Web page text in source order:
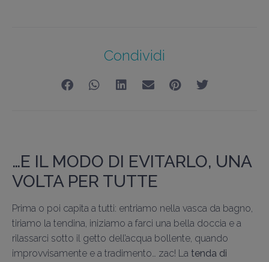
Condividi
…E IL MODO DI EVITARLO, UNA
VOLTA PER TUTTE
Prima o poi capita a tutti: entriamo nella vasca da bagno,
tiriamo la tendina, iniziamo a farci una bella doccia e a
rilassarci sotto il getto dell’acqua bollente, quando
improvvisamente e a tradimento… zac! La tenda di